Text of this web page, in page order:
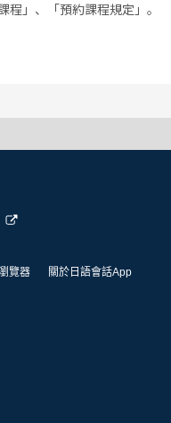
」、「預約課程規定」。
覽器 關於日語會話App